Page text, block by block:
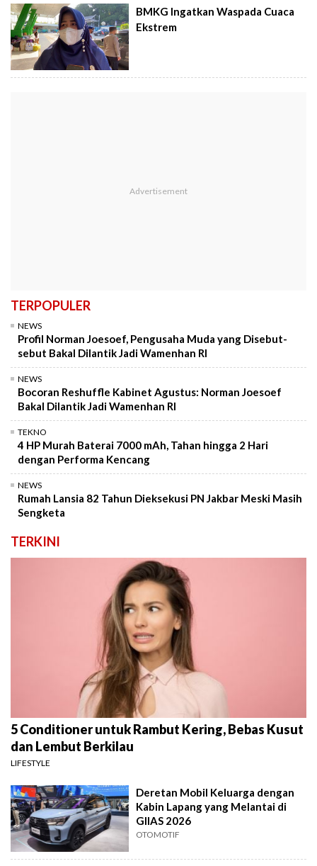
BMKG Ingatkan Waspada Cuaca
Ekstrem
TERPOPULER
NEWS
Profil Norman Joesoef, Pengusaha Muda yang Disebut-
sebut Bakal Dilantik Jadi Wamenhan RI
NEWS
Bocoran Reshuffle Kabinet Agustus: Norman Joesoef
Bakal Dilantik Jadi Wamenhan RI
TEKNO
4 HP Murah Baterai 7000 mAh, Tahan hingga 2 Hari
dengan Performa Kencang
NEWS
Rumah Lansia 82 Tahun Dieksekusi PN Jakbar Meski Masih
Sengketa
TERKINI
5 Conditioner untuk Rambut Kering, Bebas Kusut
dan Lembut Berkilau
LIFESTYLE
Deretan Mobil Keluarga dengan
Kabin Lapang yang Melantai di
GIIAS 2026
OTOMOTIF